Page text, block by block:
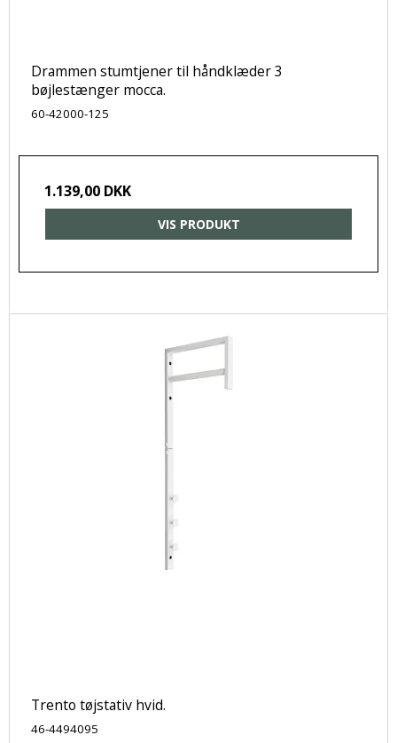
Drammen stumtjener til håndklæder 3
bøjlestænger mocca.
60-42000-125
1.139,00 DKK
VIS PRODUKT
Trento tøjstativ hvid.
46-4494095